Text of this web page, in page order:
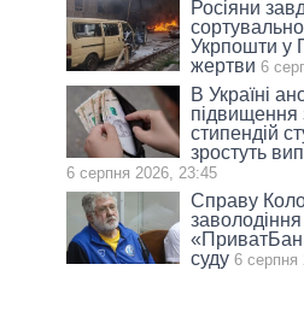
Росіяни
Укрпошти у
жертви 6
В Україні
підвищення
стипендій
зростуть
6 серпня 2026, 23:45
Справу
суду 6 серпня